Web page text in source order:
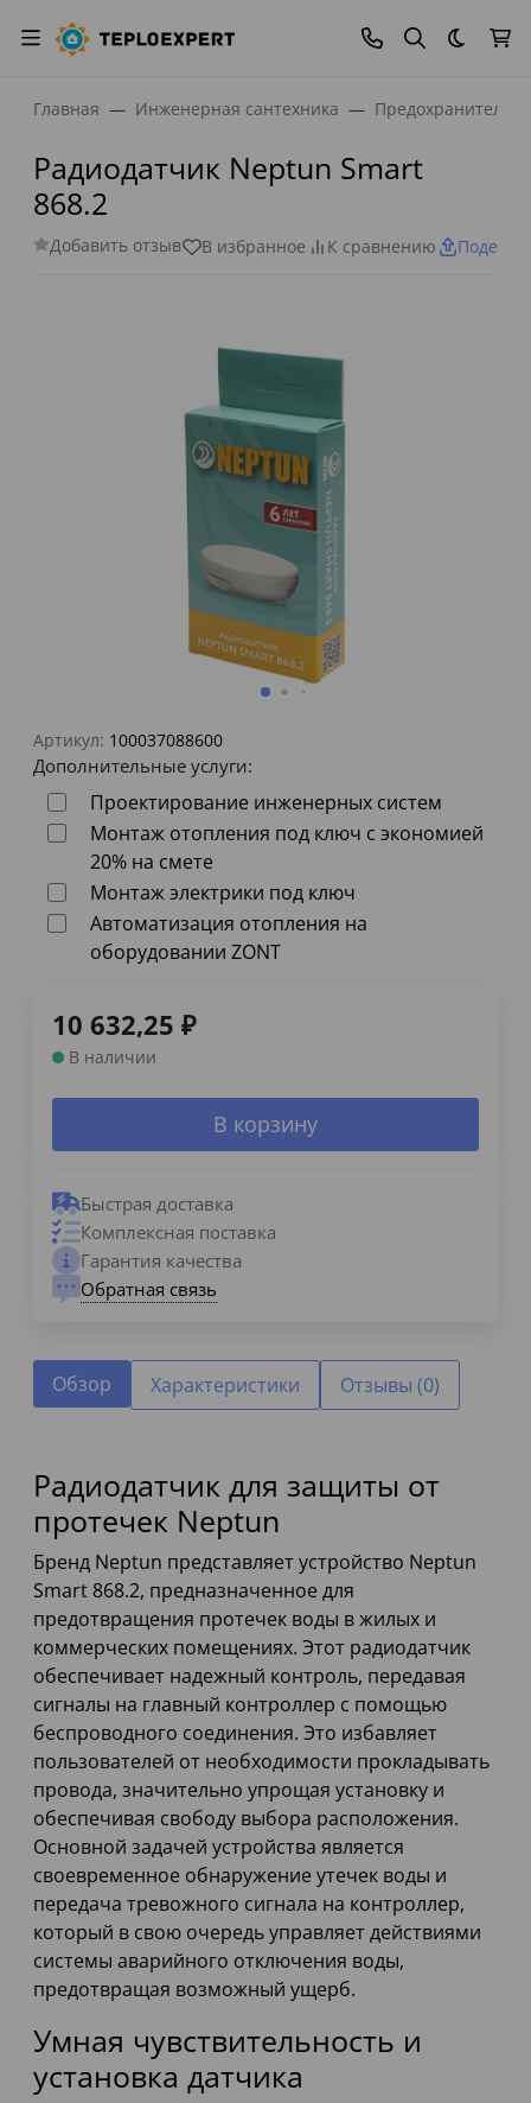
Темная
Главная Инженерная сантехника
Радиодатчик Neptun Smart
868.2
Добавить отзыв В избранное К сравнению
Артикул: 100037088600
Дополнительные услуги:
Проектирование инженерных систем
Монтаж отопления под ключ с экономией
20% на смете
Монтаж электрики под ключ
Автоматизация отопления на
оборудовании ZONT
10 632,25 ₽
В наличии
В корзину
Быстрая доставка
Комплексная поставка
Гарантия качества
Обратная связь
Обзор Характеристики Отзывы (0)
Радиодатчик для защиты от
протечек Neptun
Бренд Neptun представляет устройство Neptun
Smart 868.2, предназначенное для
предотвращения протечек воды в жилых и
коммерческих помещениях. Этот радиодатчик
обеспечивает надежный контроль, передавая
сигналы на главный контроллер с помощью
беспроводного соединения. Это избавляет
пользователей от необходимости прокладывать
провода, значительно упрощая установку и
обеспечивая свободу выбора расположения.
Основной задачей устройства является
своевременное обнаружение утечек воды и
передача тревожного сигнала на контроллер,
который в свою очередь управляет действиями
системы аварийного отключения воды,
предотвращая возможный ущерб.
Умная чувствительность и
установка датчика